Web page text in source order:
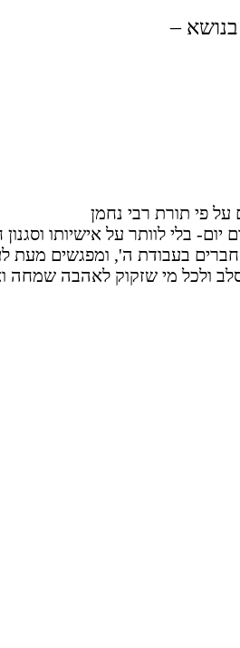
פי תורת רבי נחמן
בלי לוותר על אישיותו וסגנון
בעבודת ה', ומפגשים מעת
ולכל מי שזקוק לאהבה שמחה